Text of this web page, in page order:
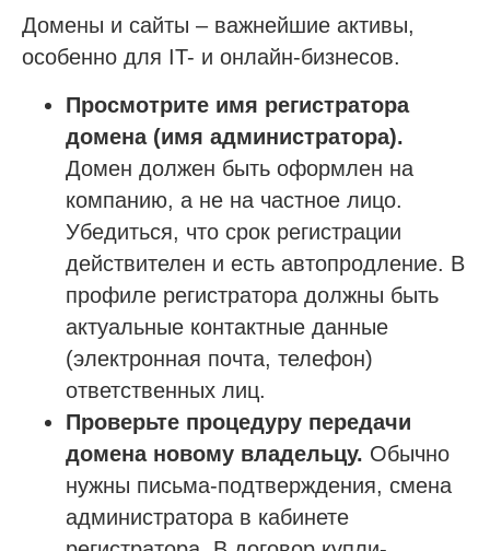
Домены и сайты – важнейшие активы,
особенно для IT- и онлайн-бизнесов.
Просмотрите имя регистратора
домена (имя администратора).
Домен должен быть оформлен на
компанию, а не на частное лицо.
Убедиться, что срок регистрации
действителен и есть автопродление. В
профиле регистратора должны быть
актуальные контактные данные
(электронная почта, телефон)
ответственных лиц.
Проверьте процедуру передачи
домена новому владельцу. Обычно
нужны письма-подтверждения, смена
администратора в кабинете